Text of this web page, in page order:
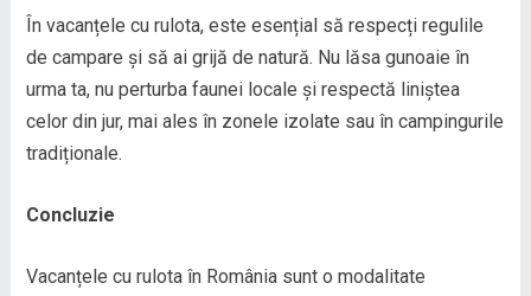
În vacanțele cu rulota, este esențial să respecți regulile
de campare și să ai grijă de natură. Nu lăsa gunoaie în
urma ta, nu perturba faunei locale și respectă liniștea
celor din jur, mai ales în zonele izolate sau în campingurile
tradiționale.
Concluzie
Vacanțele cu rulota în România sunt o modalitate